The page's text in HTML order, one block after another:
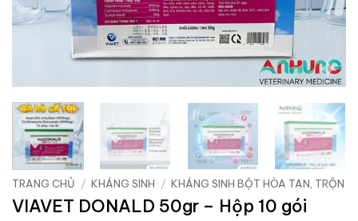
TRANG CHỦ / KHÁNG SINH / KHÁNG SINH BỘT HÒA TAN, TRỘN
VIAVET DONALD 50gr – Hộp 10 gói